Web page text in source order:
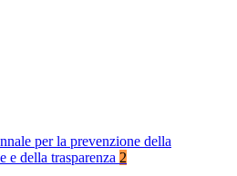
per la prevenzione della
e della trasparenza 2